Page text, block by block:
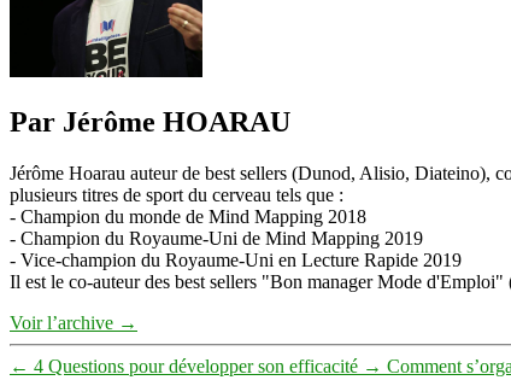
Par Jérôme HOARAU
Jérôme Hoarau auteur de best sellers (Dunod, Alisio, Diateino),
plusieurs titres de sport du cerveau tels que :
- Champion du monde de Mind Mapping 2018
- Champion du Royaume-Uni de Mind Mapping 2019
- Vice-champion du Royaume-Uni en Lecture Rapide 2019
Il est le co-auteur des best sellers "Bon manager Mode
Voir l’archive →
← 4 Questions pour développer son efficacité → Comment